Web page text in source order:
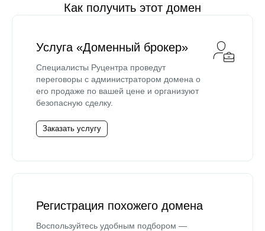
Как получить этот домен
Услуга «Доменный брокер»
Специалисты Руцентра проведут
переговоры с администратором домена о
его продаже по вашей цене и организуют
безопасную сделку.
Заказать услугу
Регистрация похожего домена
Воспользуйтесь удобным подбором —